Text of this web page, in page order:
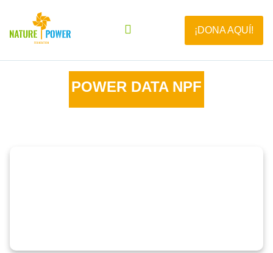
¡DONA AQUÍ!
POWER DATA NPF